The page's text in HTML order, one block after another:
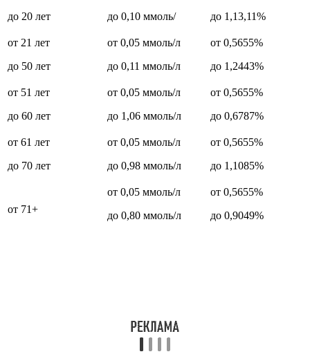
до 20 лет
до 0,10 ммоль/
до 1,13,11%
от 21 лет
до 50 лет
от 0,05 ммоль/л
до 0,11 ммоль/л
от 0,5655%
до 1,2443%
от 51 лет
до 60 лет
от 0,05 ммоль/л
до 1,06 ммоль/л
от 0,5655%
до 0,6787%
от 61 лет
до 70 лет
от 0,05 ммоль/л
до 0,98 ммоль/л
от 0,5655%
до 1,1085%
от 71+
от 0,05 ммоль/л
до 0,80 ммоль/л
от 0,5655%
до 0,9049%